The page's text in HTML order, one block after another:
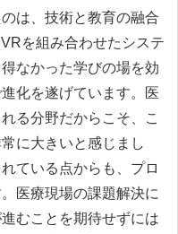
は、技術と教育の融合
を組み合わせたシステ
なかった学びの場を効
化を遂げています。医
る分野だからこそ、こ
に大きいと感じまし
ている点からも、プロ
医療現場の課題解決に
むことを期待せずには